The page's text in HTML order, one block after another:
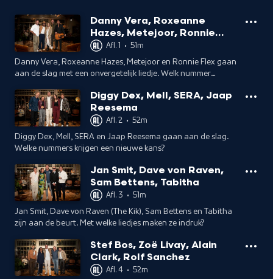
Danny Vera, Roxeanne
Hazes, Metejoor, Ronnie
FlexAfl. 1 • 51m
Danny Vera, Roxeanne Hazes, Metejoor en Ronnie Flex gaan
aan de slag met een onvergetelijk liedje. Welk nummer
Diggy Dex, Mell, SERA, Jaap
Reesema
Afl. 2 • 52m
Diggy Dex, Mell, SERA en Jaap Reesema gaan aan de slag.
Welke nummers krijgen een nieuwe kans?
Jan Smit, Dave von Raven,
Sam Bettens, Tabitha
Afl. 3 • 51m
Jan Smit, Dave von Raven (The Kik), Sam Bettens en Tabitha
zijn aan de beurt. Met welke liedjes maken ze indruk?
Stef Bos, Zoë Livay, Alain
Clark, Rolf Sanchez
Afl. 4 • 52m